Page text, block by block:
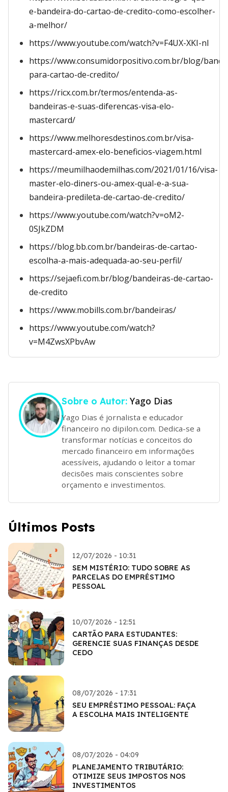
e-bandeira-do-cartao-de-credito-como-escolher-
a-melhor/
https://www.youtube.com/watch?v=F4UX-XKI-nI
https://www.consumidorpositivo.com.br/blog/
para-cartao-de-credito/
https://ricx.com.br/termos/entenda-as-
bandeiras-e-suas-diferencas-visa-elo-
mastercard/
https://www.melhoresdestinos.com.br/visa-
mastercard-amex-elo-beneficios-viagem.html
https://meumilhaodemilhas.com/2021/01/16/visa-
master-elo-diners-ou-amex-qual-e-a-sua-
bandeira-predileta-de-cartao-de-credito/
https://www.youtube.com/watch?v=oM2-
0SJkZDM
https://blog.bb.com.br/bandeiras-de-cartao-
escolha-a-mais-adequada-ao-seu-perfil/
https://sejaefi.com.br/blog/bandeiras-de-cartao-
de-credito
https://www.mobills.com.br/bandeiras/
https://www.youtube.com/watch?
v=M4ZwsXPbvAw
Sobre o Autor: Yago Dias
Yago Dias é jornalista e educador
financeiro no dipilon.com. Dedica-se a
transformar notícias e conceitos do
mercado financeiro em informações
acessíveis, ajudando o leitor a tomar
decisões mais conscientes sobre
orçamento e investimentos.
Últimos Posts
12/07/2026 - 10:31
SEM MISTÉRIO: TUDO SOBRE AS
PARCELAS DO EMPRÉSTIMO
PESSOAL
10/07/2026 - 12:51
CARTÃO PARA ESTUDANTES:
GERENCIE SUAS FINANÇAS DESDE
CEDO
08/07/2026 - 17:31
SEU EMPRÉSTIMO PESSOAL: FAÇA
A ESCOLHA MAIS INTELIGENTE
08/07/2026 - 04:09
PLANEJAMENTO TRIBUTÁRIO:
OTIMIZE SEUS IMPOSTOS NOS
INVESTIMENTOS